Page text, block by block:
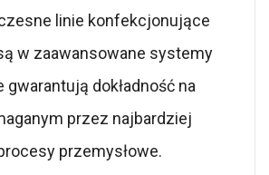
linie konfekcjonujące
w zaawansowane systemy
gwarantują dokładność na
przez najbardziej
przemysłowe.